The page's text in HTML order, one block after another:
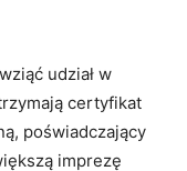
udział w
certyfikat
poświadczający
imprezę